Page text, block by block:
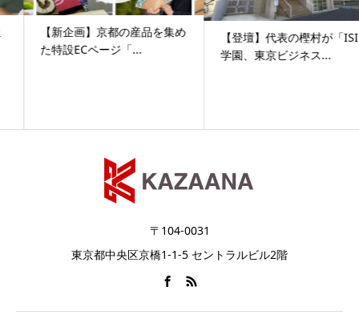
​【新企画】京都の産品を集め
た特設ECページ「...
【登壇】代表の樫村が「ISI
学園、東京ビジネス...
〒104-0031
東京都中央区京橋1-1-5 セントラルビル2階